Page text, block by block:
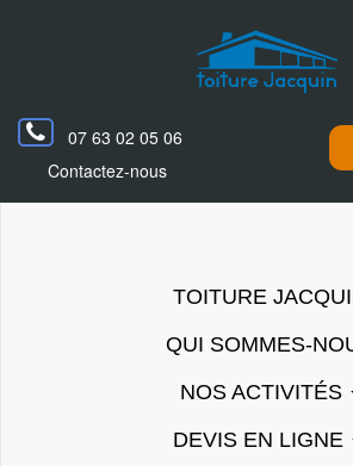
07 63 02 05 06
Contactez-nous
TOITURE
QUI SOMMES-
NOS ACTIVITÉS
DEVIS EN LIGNE